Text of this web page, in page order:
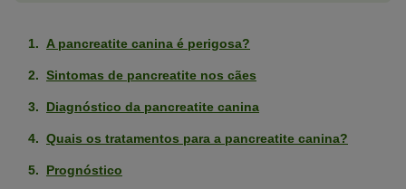
A pancreatite canina é perigosa?
Sintomas de pancreatite nos cães
Diagnóstico da pancreatite canina
Quais os tratamentos para a pancreatite canina?
Prognóstico